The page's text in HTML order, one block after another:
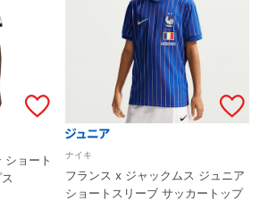
ョート
ナイキ
フランス x ジャックムス ジュニア
ショートスリーブ サッカートップ